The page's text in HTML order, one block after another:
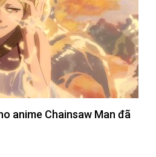
anime Chainsaw Man đã